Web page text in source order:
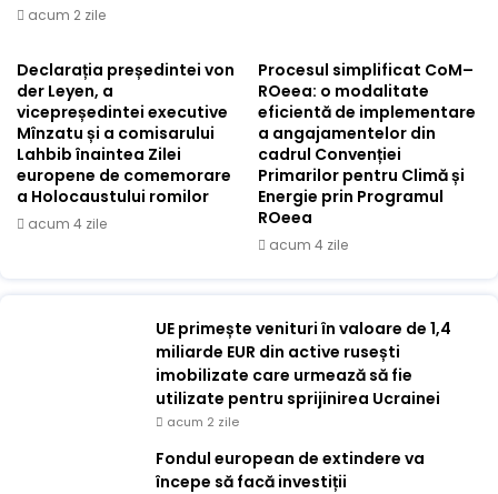
acum 2 zile
Declarația președintei von
der Leyen, a
vicepreședintei executive
Mînzatu și a comisarului
Lahbib înaintea Zilei
europene de comemorare
a Holocaustului romilor
acum 4 zile
Procesul simplificat CoM–
ROeea: o modalitate
eficientă de implementare
a angajamentelor din
cadrul Convenției
Primarilor pentru Climă și
Energie prin Programul
ROeea
acum 4 zile
UE primește venituri în valoare de 1,4
miliarde EUR din active rusești
imobilizate care urmează să fie
utilizate pentru sprijinirea Ucrainei
acum 2 zile
Fondul european de extindere va
începe să facă investiții